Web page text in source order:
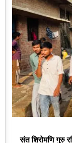
संत शिरोमणि गुरु